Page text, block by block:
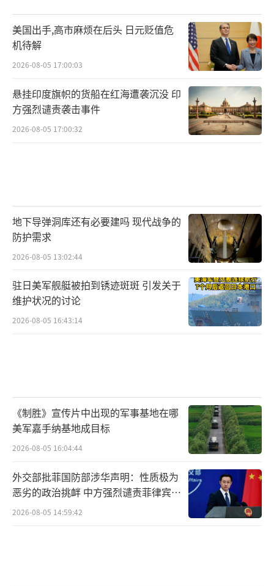
美国出手,高市麻烦在后头 日元贬值危
机待解
2026-08-05 17:00:03
悬挂印度旗帜的货船在红海遭袭沉没 印
方强烈谴责袭击事件
2026-08-05 17:00:32
地下导弹洞库还有必要建吗 现代战争的
防护需求
2026-08-05 13:02:44
驻日美军舰艇被拍到锈迹斑斑 引发关于
维护状况的讨论
2026-08-05 16:43:14
《制胜》宣传片中出现的军事基地在哪
美军嘉手纳基地成目标
2026-08-05 16:04:44
外交部批菲国防部涉华声明：性质极为
恶劣的政治挑衅 中方强烈谴责菲律宾行
为
2026-08-05 14:59:42